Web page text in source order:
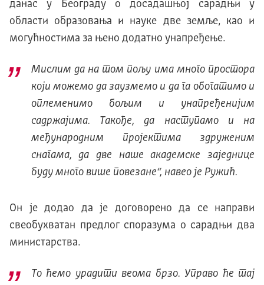
данас у Београду о досадашњој сарадњи у
области образовања и науке две земље, као и
могућностима за њено додатно унапређење.
Мислим да на том пољу има много простора
који можемо да заузмемо и да га обогатимо и
оплеменимо бољим и унапређенијим
садржајима. Такође, да наступамо и на
међународним пројектима здруженим
снагама, да две наше академске заједнице
буду много више повезане“, навео је Ружић.
Он је додао да је договорено да се направи
свеобухватан предлог споразума о сарадњи два
министарства.
То ћемо урадити веома брзо. Управо ће тај